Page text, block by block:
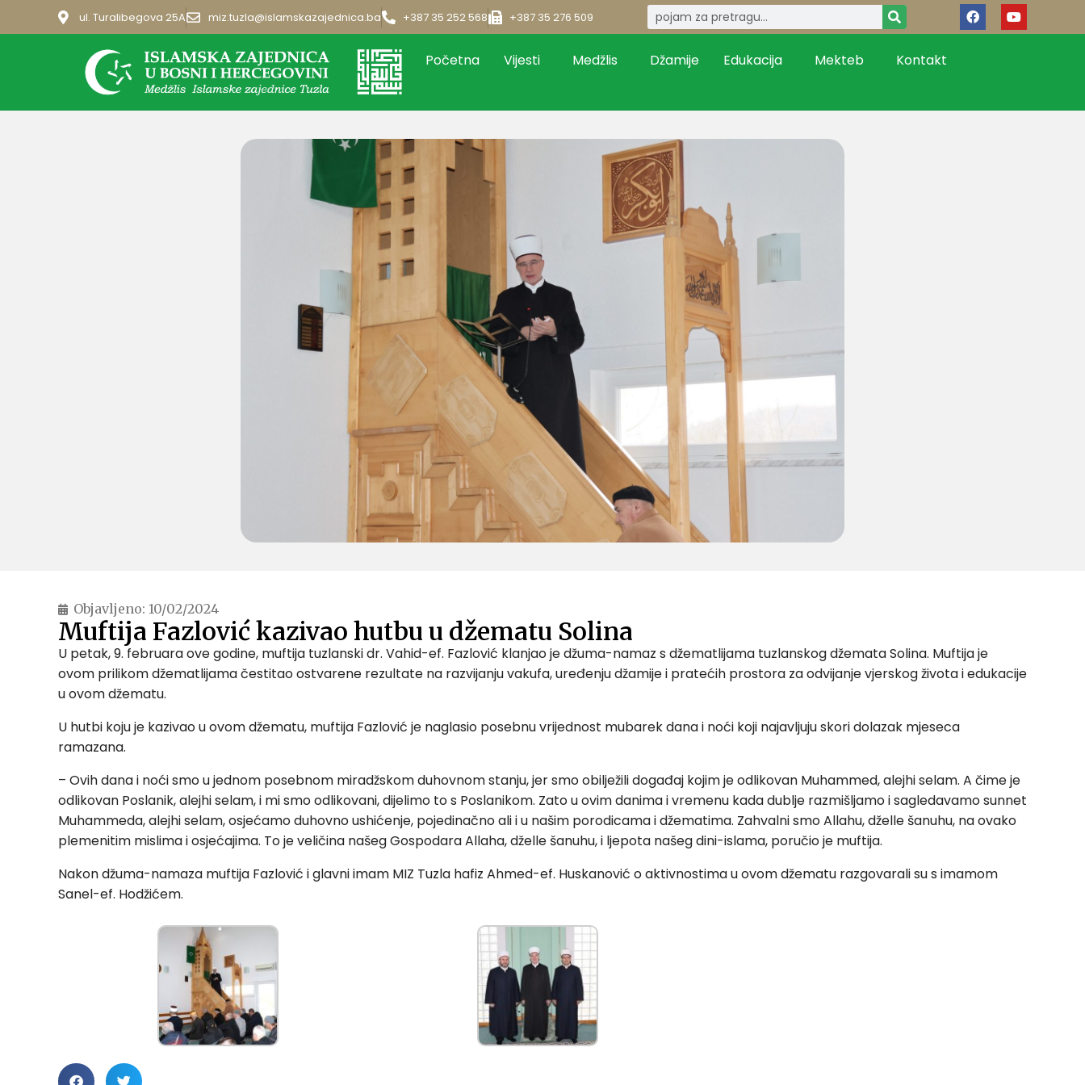
ul. Turalibegova 25A miz.tuzla@islamskazajednica.ba +387 35 252 568 +387 35 276 509
Početna Vijesti Medžlis Džamije Edukacija Mekteb Kontakt
Objavljeno: 10/02/2024
Muftija Fazlović kazivao hutbu u džematu Solina
U petak, 9. februara ove godine, muftija tuzlanski dr. Vahid-ef. Fazlović klanjao je džuma-namaz s džematlijama tuzlanskog džemata Solina. Muftija je
ovom prilikom džematlijama čestitao ostvarene rezultate na razvijanju vakufa, uređenju džamije i pratećih prostora za odvijanje vjerskog života i edukacije
u ovom džematu.
U hutbi koju je kazivao u ovom džematu, muftija Fazlović je naglasio posebnu vrijednost mubarek dana i noći koji najavljuju skori dolazak mjeseca
ramazana.
– Ovih dana i noći smo u jednom posebnom miradžskom duhovnom stanju, jer smo obilježili događaj kojim je odlikovan Muhammed, alejhi selam. A čime je
odlikovan Poslanik, alejhi selam, i mi smo odlikovani, dijelimo to s Poslanikom. Zato u ovim danima i vremenu kada dublje razmišljamo i sagledavamo sunnet
Muhammeda, alejhi selam, osjećamo duhovno ushićenje, pojedinačno ali i u našim porodicama i džematima. Zahvalni smo Allahu, dželle šanuhu, na ovako
plemenitim mislima i osjećajima. To je veličina našeg Gospodara Allaha, dželle šanuhu, i ljepota našeg dini-islama, poručio je muftija.
Nakon džuma-namaza muftija Fazlović i glavni imam MIZ Tuzla hafiz Ahmed-ef. Huskanović o aktivnostima u ovom džematu razgovarali su s imamom
Sanel-ef. Hodžićem.